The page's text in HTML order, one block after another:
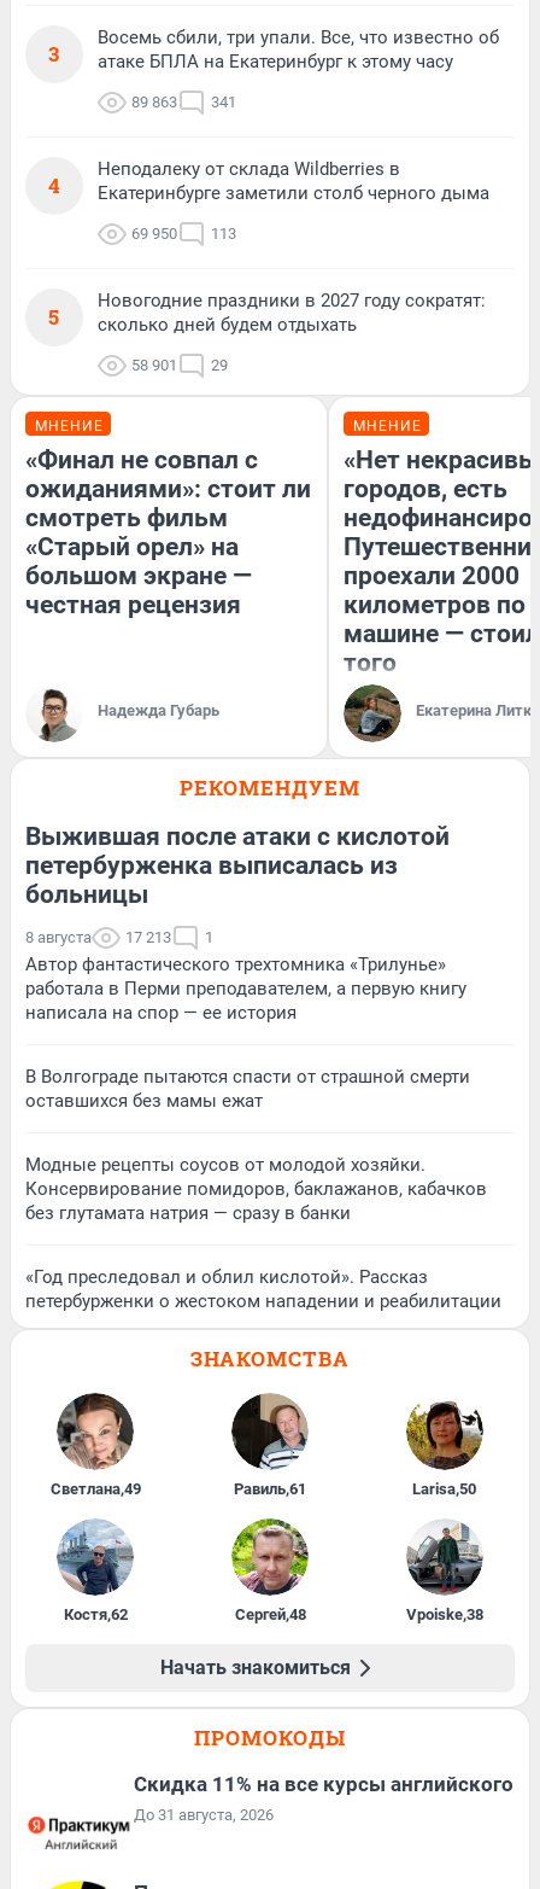
3
Восемь сбили, три упали. Все, что известно об
атаке БПЛА на Екатеринбург к этому часу
89 863 341
4
Неподалеку от склада Wildberries в
Екатеринбурге заметили столб черного дыма
69 950 113
5
Новогодние праздники в 2027 году сократят:
сколько дней будем отдыхать
58 901 29
МНЕНИЕ
«Финал не совпал с
ожиданиями»: стоит ли
смотреть фильм
«Старый орел» на
большом экране —
честная рецензия
Надежда Губарь
МНЕНИЕ
«Нет
городов, есть
проехали 2000
километров по
машине —
того
Екатерина
РЕКОМЕНДУЕМ
Выжившая после атаки с кислотой
петербурженка выписалась из
больницы
8 августа 17 213 1
Автор фантастического трехтомника «Трилунье»
работала в Перми преподавателем, а первую книгу
написала на спор — ее история
В Волгограде пытаются спасти от страшной смерти
оставшихся без мамы ежат
Модные рецепты соусов от молодой хозяйки.
Консервирование помидоров, баклажанов, кабачков
без глутамата натрия — сразу в банки
«Год преследовал и облил кислотой». Рассказ
петербурженки о жестоком нападении и реабилитации
ЗНАКОМСТВА
Светлана,49 Равиль,61 Larisa,50
Костя,62 Сергей,48 Vpoiske,38
Начать знакомиться
ПРОМОКОДЫ
Скидка 11% на все курсы английского
До 31 августа, 2026